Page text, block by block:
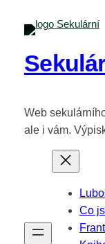
Web
ale i vám.
Co